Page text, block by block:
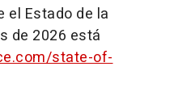
el Estado de la
de 2026 está
state-of-